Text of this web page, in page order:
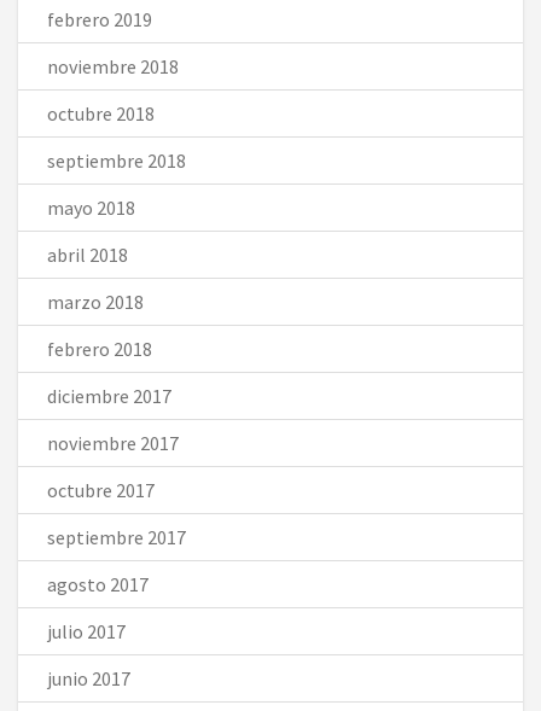
febrero 2019
noviembre 2018
octubre 2018
septiembre 2018
mayo 2018
abril 2018
marzo 2018
febrero 2018
diciembre 2017
noviembre 2017
octubre 2017
septiembre 2017
agosto 2017
julio 2017
junio 2017